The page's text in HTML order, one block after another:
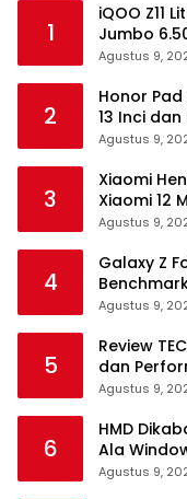
1
iQOO Z11
Jumbo
Agustus 9,
2
Honor Pad
13 Inci dan
Agustus 9,
3
Xiaomi
Xiaomi 12
Agustus 9,
4
Galaxy Z
Agustus 9,
5
Review
dan
Agustus 9,
6
HMD
Ala
Agustus 9,